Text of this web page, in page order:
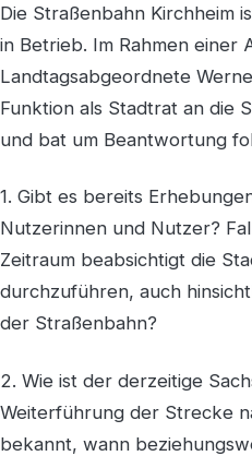
Die Straßenbahn Kirchheim
in Betrieb. Im Rahmen einer
Landtagsabgeordnete
Funktion als Stadtrat an die
und bat um Beantwortung
1. Gibt es bereits
Nutzerinnen und Nutzer?
Zeitraum beabsichtigt die
durchzuführen, auch
der Straßenbahn?
2. Wie ist der derzeitige
Weiterführung der Strecke
bekannt, wann